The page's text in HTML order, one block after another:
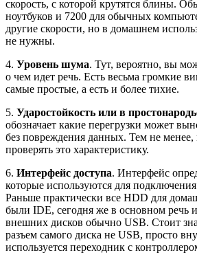
скорость, с которой крутятся блины.
ноутбуков и 7200 для обычных
другие скорости, но в домашнем
не нужны.
4. Уровень шума. Тут, вероятно, вы
о чем идет речь. Есть весьма громкие
самые простые, а есть и более тихие.
5. Ударостойкость или в
обозначает какие перегрузки может
без повреждения данных. Тем не менее,
проверять это характеристику.
6. Интерфейс доступа. Интерфейс
которые используются для
Раньше практически все HDD для
были IDE, сегодня же в основном речь
внешних дисков обычно USB. Стоит
разъем самого диска не USB, просто
используется переходник с